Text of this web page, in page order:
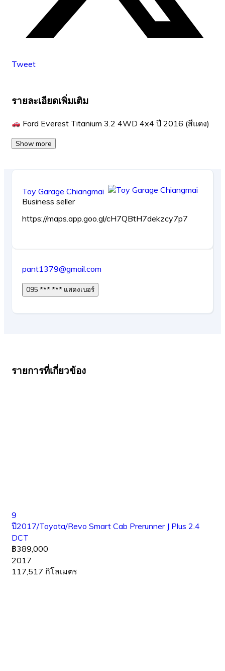
Tweet
รายละเอียดเพิ่มเติม
Ford Everest Titanium 3.2 4WD 4x4 ปี 2016 (สีแดง)
Show more
Toy Garage Chiangmai
Business seller
https://maps.app.goo.gl/cH7QBtH7dekzcy7p7
pant1379@gmail.com
095 *** *** แสดงเบอร์
รายการที่เกี่ยวข้อง
9
ปี2017/Toyota/Revo Smart Cab Prerunner J Plus 2.4
DCT
฿389,000
2017
117,517 กิโลเมตร